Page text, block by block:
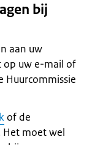
bij
aan uw
op uw e-mail of
Huurcommissie
of de
Het moet wel